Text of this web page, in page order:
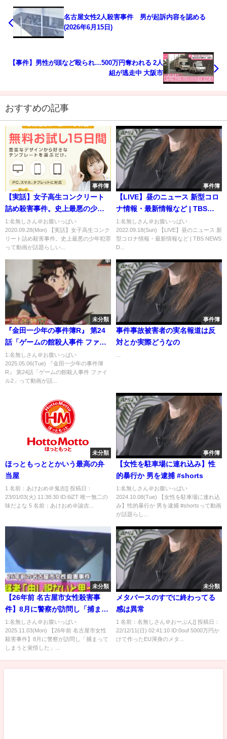
名古屋女性2人殺害事件 男が起訴内容を認める
(2026年6月15日)
【事件】男性が頭など殴られ…500万円奪われる 2人
組が逃走中 大阪市
おすすめの記事
事件簿
【実話】女子高生コンクリート
詰め殺害事件。史上最悪の少年
犯罪
1:名無しさん＠お腹いっぱい
2020.09.28(Mon) 【実話】女子高生コンク
リート詰め殺害事件。史上最悪の少年犯罪
って動画が話題らしい...
事件簿
【LIVE】昼のニュース 新型コロ
ナ情報・最新情報など | TBS
NEWS DIG（9月15日）
1:名無しさん＠お腹いっぱい
2022.09.18(Sun) 【LIVE】昼のニュース 新
型コロナ情報・最新情報など | TBS NEWS
D...
未分類
『金田一少年の事件簿R』 第24
話「ゲームの館殺人事件 ファイ
ル2」
1:名無しさん＠お腹いっぱい
2025.05.06(Tue) 『金田一少年の事件簿
R』 第24話「ゲームの館殺人事件 ファイ
ル2」って動画が話...
事件簿
事件事故被害者の実名報道は反
対とか実際どうなの
未分類
ほっともっととかいう最高の弁
当屋
1 名前：あけおめ＠鬼吉[] 投稿日：
23/01/03(火) 11:38:30 ID:6iZT 唯一無二の
味だよな 5 名前：あけおめ＠諭吉...
事件簿
【女性を駐車場に連れ込み】性
的暴行か 男を逮捕 #shorts
1:名無しさん＠お腹いっぱい
2024.10.08(Tue) 【女性を駐車場に連れ込
み】性的暴行か 男を逮捕 #shortsって動画
が話題らし...
未分類
【26年前 名古屋市女性殺害事
件】8月に警察が訪問し「捕まっ
てしまうと覚悟した」 / 女性の当
時2歳の息子“動機を知りたい”
── 社会ニュースまとめ （日テ
1:名無しさん＠お腹いっぱい
2025.11.03(Mon) 【26年前 名古屋市女性
殺害事件】8月に警察が訪問し「捕まって
しまうと覚悟した」...
未分類
メタバースのすでに終わってる
感は異常
1 名前：名無しさん＠おーぷん[] 投稿日：
22/12/11(日) 02:41:10 ID:0ouf 5000万円か
けて作ったEU渾身のメタ...